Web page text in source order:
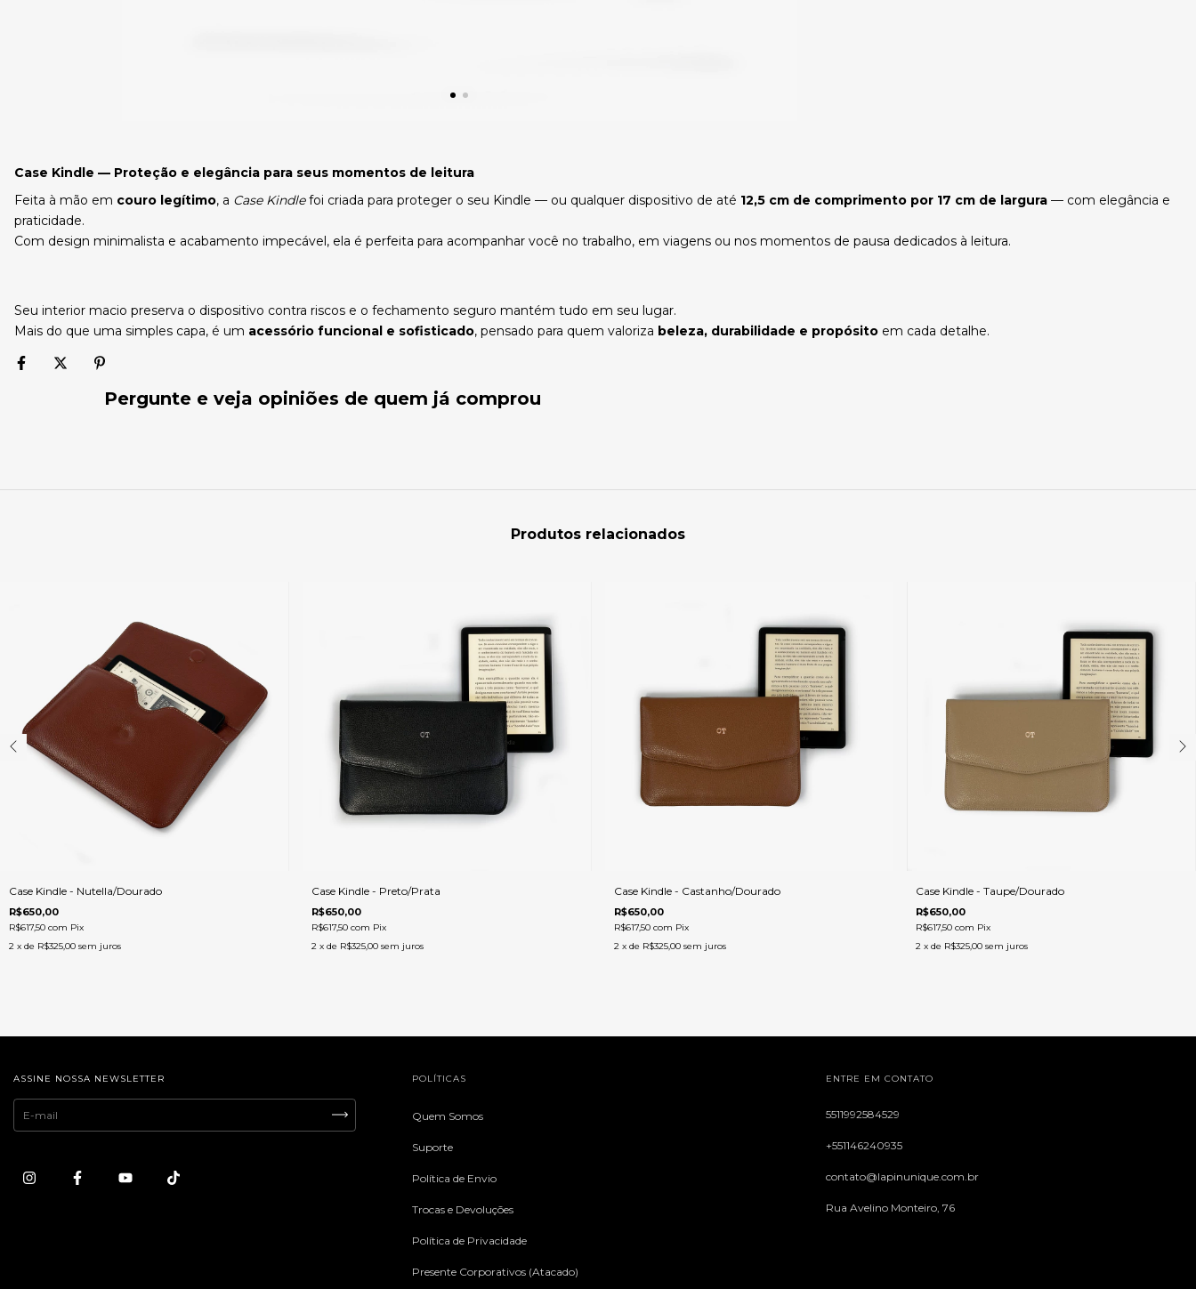
Case Kindle — Proteção e elegância para seus momentos de leitura
Feita à mão em couro legítimo, a Case Kindlefoi criada para proteger o seu Kindle — ou qualquer dispositivo de até 12,5 cm de comprimento por 17 cm de largura — com elegância e
praticidade.
Com design minimalista e acabamento impecável, ela é perfeita para acompanhar você no trabalho, em viagens ou nos momentos de pausa dedicados à leitura.
Seu interior macio preserva o dispositivo contra riscos e o fechamento seguro mantém tudo em seu lugar.
Mais do que uma simples capa, é um acessório funcional e sofisticado, pensado para quem valoriza beleza, durabilidade e propósito em cada detalhe.
Pergunte e veja opiniões de quem já comprou
Produtos relacionados
Case Kindle - Nutella/Dourado
R$650,00
R$617,50 com Pix
2 x de R$325,00 sem juros
Case Kindle - Preto/Prata
R$650,00
R$617,50 com Pix
2 x de R$325,00 sem juros
Case Kindle - Castanho/Dourado
R$650,00
R$617,50 com Pix
2 x de R$325,00 sem juros
Case Kindle - Taupe/Dourado
R$650,00
R$617,50com Pix
2 x de R$325,00 sem juros
ASSINE NOSSA NEWSLETTER POLÍTICAS
Quem Somos
Suporte
Política de Envio
Trocas e Devoluções
Política de Privacidade
Presente Corporativos (Atacado)
ENTRE EM CONTATO
5511992584529
+551146240935
contato@lapinunique.com.br
Rua Avelino Monteiro, 76